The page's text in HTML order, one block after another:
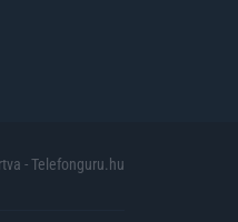
- Telefonguru.hu